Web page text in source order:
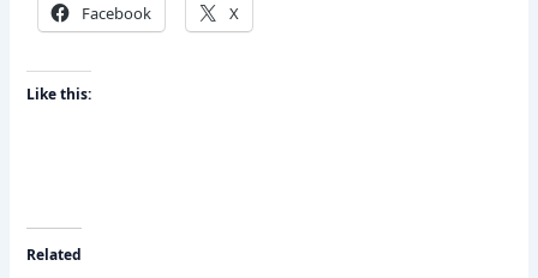
Facebook X
Like this:
Related